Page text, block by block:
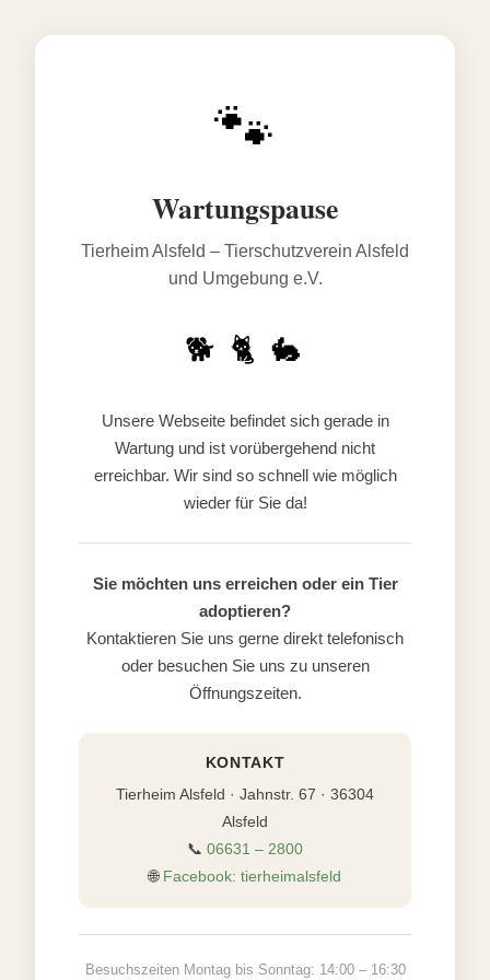
🐾
Wartungspause
Tierheim Alsfeld – Tierschutzverein Alsfeld
und Umgebung e.V.
🐕 🐈 🐇
Unsere Webseite befindet sich gerade in
Wartung und ist vorübergehend nicht
erreichbar. Wir sind so schnell wie möglich
wieder für Sie da!
Sie möchten uns erreichen oder ein Tier
adoptieren?
Kontaktieren Sie uns gerne direkt telefonisch
oder besuchen Sie uns zu unseren
Öffnungszeiten.
KONTAKT
Tierheim Alsfeld · Jahnstr. 67 · 36304
Alsfeld
📞 06631 – 2800
🌐 Facebook: tierheimalsfeld
Besuchszeiten Montag bis Sonntag: 14:00 – 16:30